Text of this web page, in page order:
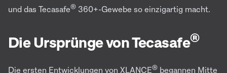
und das Tecasafe® 360+-Gewebe so einzigartig macht.
Die Ursprünge von Tecasafe®
Die ersten Entwicklungen von XLANCE® begannen Mitte